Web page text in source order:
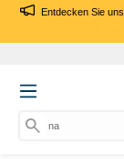
Entdecken Sie
nac